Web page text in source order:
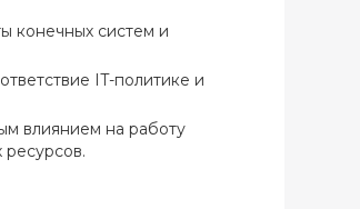
конечных систем и
IT-политике и
влиянием на работу
ресурсов.